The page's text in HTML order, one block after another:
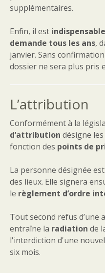
supplémentaires.
Enfin, il est indispensable
demande tous les ans,
janvier. Sans
dossier ne sera plus pris
L’attribution
Conformément à la
d’attribution désigne
fonction des points de
La personne désignée
des lieux. Elle signera
le règlement d’ordre
Tout second refus
entraîne la radiation de
l'interdiction d'une
six mois.